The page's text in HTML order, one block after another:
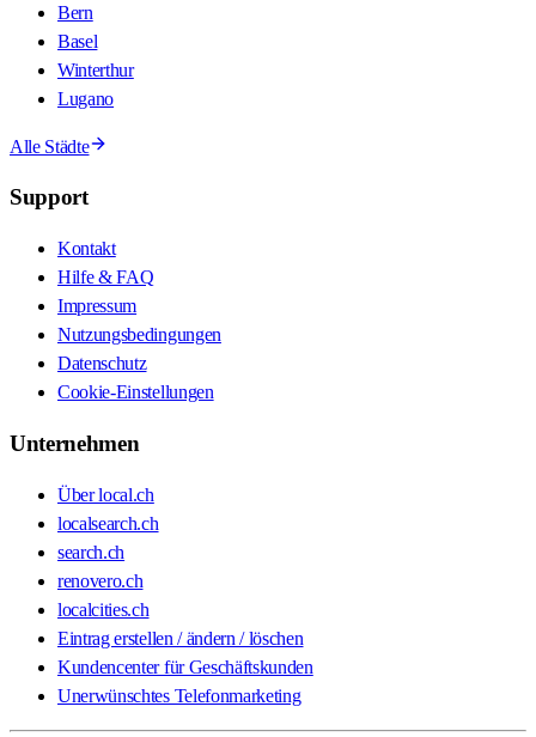
Bern
Basel
Winterthur
Lugano
Alle Städte
Support
Kontakt
Hilfe & FAQ
Impressum
Nutzungsbedingungen
Datenschutz
Cookie-Einstellungen
Unternehmen
Über local.ch
localsearch.ch
search.ch
renovero.ch
localcities.ch
Eintrag erstellen / ändern / löschen
Kundencenter für Geschäftskunden
Unerwünschtes Telefonmarketing